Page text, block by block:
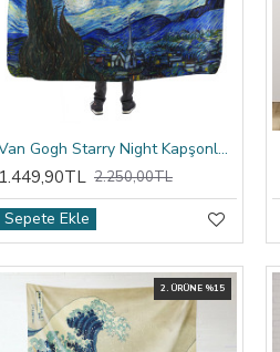
Van Gogh Starry Night Kapşonlu Battaniye
1.449,90TL 2.250,00TL
Sepete Ekle
2. ÜRÜNE %15